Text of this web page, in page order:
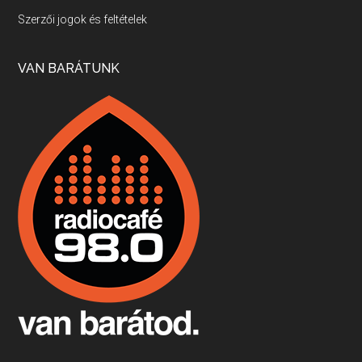
Villány, kékfrankos, Jackfall
Apr 17, 2026 • 00:35:38
Boston, teadélután, bab és homár
Apr 9, 2026 • 00:37:17
Fermentáljunk, a testünk meghálálja!
Apr 3, 2026 • 00:36:07
Szerzői jogok és feltételek
VAN BARÁTUNK